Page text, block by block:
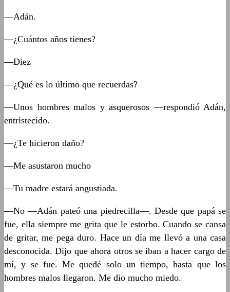
—Adán.
—¿Cuántos años tienes?
—Diez
—¿Qué es lo último que recuerdas?
—Unos hombres malos y asquerosos —respondió Adán,
entristecido.
—¿Te hicieron daño?
—Me asustaron mucho
—Tu madre estará angustiada.
—No —Adán pateó una piedrecilla—. Desde que papá se
fue, ella siempre me grita que le estorbo. Cuando se cansa
de gritar, me pega duro. Hace un día me llevó a una casa
desconocida. Dijo que ahora otros se iban a hacer cargo de
mí, y se fue. Me quedé solo un tiempo, hasta que los
hombres malos llegaron. Me dio mucho miedo.